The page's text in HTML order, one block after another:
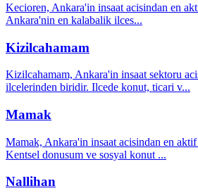
Kecioren, Ankara'in insaat acisindan en
Ankara'nin en kalabalik ilces...
Kizilcahamam
Kizilcahamam, Ankara'in insaat sektoru
ilcelerinden biridir. Ilcede konut, ticari v...
Mamak
Mamak, Ankara'in insaat acisindan en
Kentsel donusum ve sosyal konut ...
Nallihan